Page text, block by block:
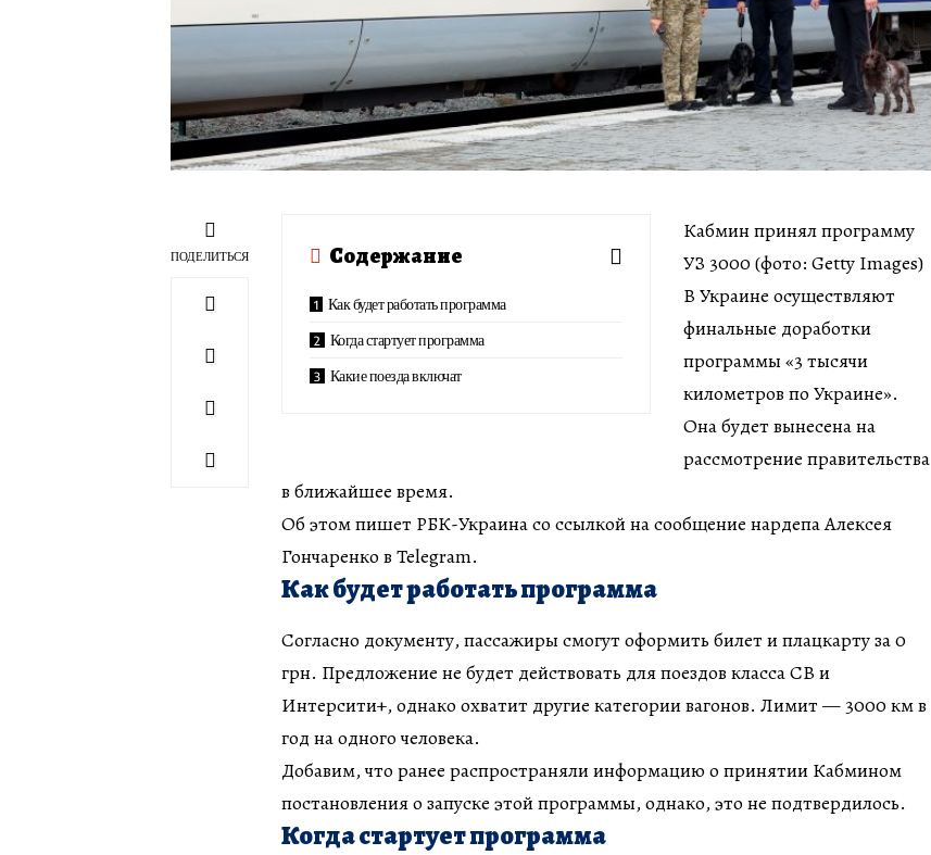
ПОДЕЛИТЬСЯ Содержание
Как будет работать программа
Когда стартует программа
Какие поезда включат
Кабмин принял программу
УЗ 3000 (фото: Getty Images)
В Украине осуществляют
финальные доработки
программы «3 тысячи
километров по Украине».
Она будет вынесена на
рассмотрение правительства
в ближайшее время.
Об этом пишет РБК-Украина со ссылкой на сообщение нардепа Алексея
Гончаренко в Telegram.
Как будет работать программа
Согласно документу, пассажиры смогут оформить билет и плацкарту за 0
грн. Предложение не будет действовать для поездов класса СВ и
Интерсити+, однако охватит другие категории вагонов. Лимит — 3000 км в
год на одного человека.
Добавим, что ранее распространяли информацию о принятии Кабмином
постановления о запуске этой программы, однако, это не подтвердилось.
Когда стартует программа